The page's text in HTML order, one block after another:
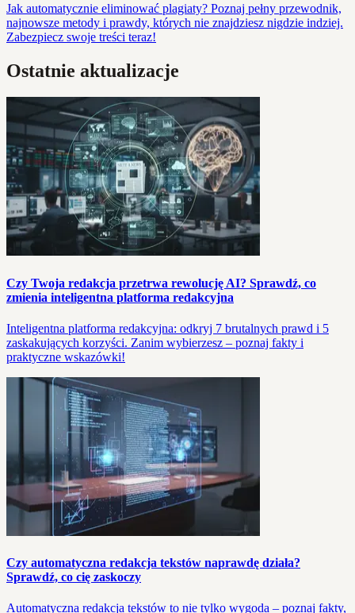
Jak automatycznie eliminować plagiaty? Poznaj pełny przewodnik,
najnowsze metody i prawdy, których nie znajdziesz nigdzie indziej.
Zabezpiecz swoje treści teraz!
Ostatnie aktualizacje
Czy Twoja redakcja przetrwa rewolucję AI? Sprawdź, co
zmienia inteligentna platforma redakcyjna
Inteligentna platforma redakcyjna: odkryj 7 brutalnych prawd i 5
zaskakujących korzyści. Zanim wybierzesz – poznaj fakty i
praktyczne wskazówki!
Czy automatyczna redakcja tekstów naprawdę działa?
Sprawdź, co cię zaskoczy
Automatyczna redakcja tekstów to nie tylko wygoda – poznaj fakty,